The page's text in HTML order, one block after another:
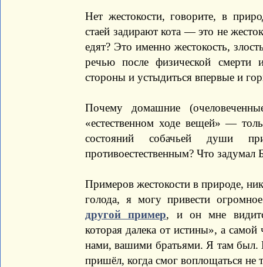
Нет жестокости, говорите, в
стаей задирают кота — это не
едят? Это именно жестокость,
речью после физической смерти
стороны и устыдиться впервые и
Почему домашние
«естественном ходе вещей» —
состояний собачьей души
противоестественным? Что
Примеров жестокости в природе,
голода, я могу привести
другой пример, и он мне
которая далека от истины», а
нами, вашими братьями. Я там был.
пришёл, когда смог воплощаться не